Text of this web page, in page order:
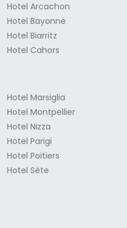
Hotel Arcachon
Hotel Bayonne
Hotel Biarritz
Hotel Cahors
Hotel Marsiglia
Hotel Montpellier
Hotel Nizza
Hotel Parigi
Hotel Poitiers
Hotel Sète